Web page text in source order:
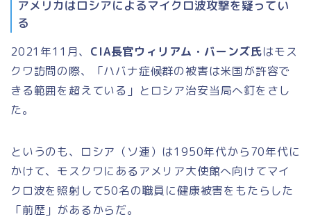
アメリカはロシアによるマイクロ波攻撃を疑ってい
る
2021年11月、 CIA長官ウィリアム・バーンズ氏はモス
クワ訪問の際、「ハバナ症候群の被害は米国が許容で
きる範囲を超えている」とロシア治安当局へ釘をさし
た。
というのも、ロシア（ソ連）は1950年代から70年代に
かけて、モスクワにあるアメリア大使館へ向けてマイ
クロ波を照射して50名の職員に健康被害をもたらした
「前歴」があるからだ。